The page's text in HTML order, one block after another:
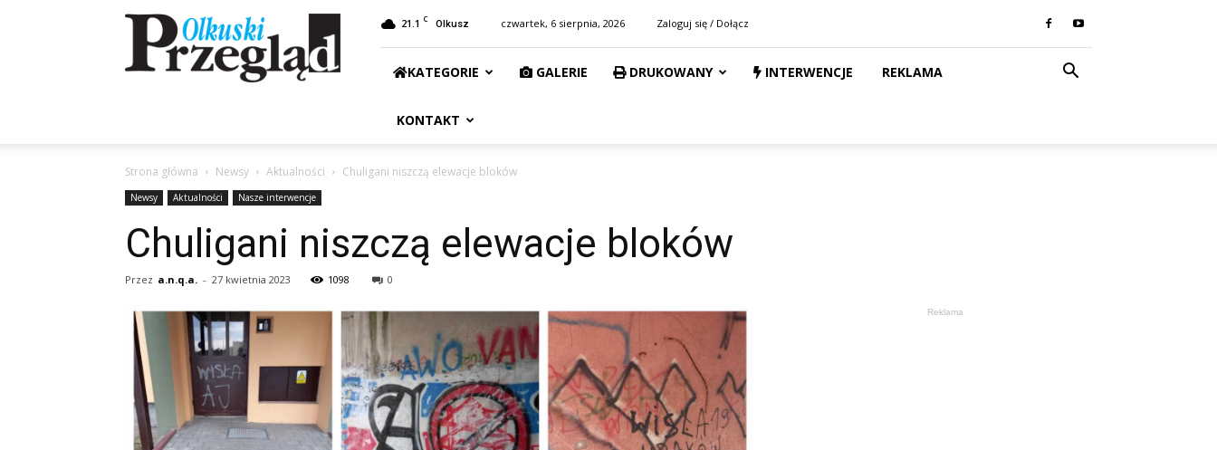
Przegląd
Olkuski
21.1 C Olkusz czwartek, 6 sierpnia, 2026 Zaloguj się / Dołącz
KATEGORIE GALERIE DRUKOWANY INTERWENCJE REKLAMA
KONTAKT
Strona główna Newsy Aktualności Chuligani niszczą elewacje bloków
Newsy Aktualności Nasze interwencje
Chuligani niszczą elewacje bloków
Przez a.n.q.a. - 27 kwietnia 2023 1098 0
Reklama